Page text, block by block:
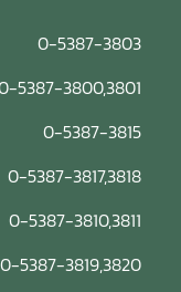
0-5387-3803
5387-3800,3801
0-5387-3815
0-5387-3817,3818
0-5387-3810,3811
0-5387-3819,3820